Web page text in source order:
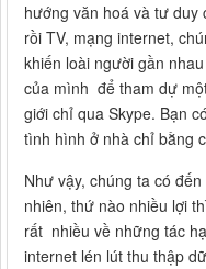
hướng văn hoá và tư duy
rồi TV, mạng internet,
khiến loài người gần
của mình để tham dự
giới chỉ qua Skype. Bạn
tình hình ở nhà chỉ bằng
Như vậy, chúng ta có
nhiên, thứ nào nhiều lợi
rất nhiều về những tác
internet lén lút thu thập